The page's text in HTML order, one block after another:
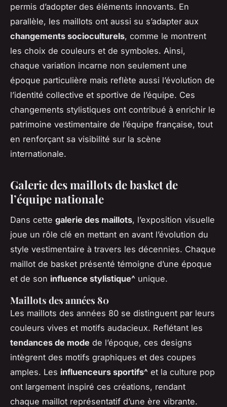
permis d’adopter des éléments innovants. En
parallèle, les maillots ont aussi su s’adapter aux
changements socioculturels, comme le montrent
les choix de couleurs et de symboles. Ainsi,
chaque variation incarne non seulement une
époque particulière mais reflète aussi l’évolution de
l’identité collective et sportive de l’équipe. Ces
changements stylistiques ont contribué à enrichir le
patrimoine vestimentaire de l’équipe française, tout
en renforçant sa visibilité sur la scène
internationale.
Galerie des maillots de basket de
l’équipe nationale
Dans cette galerie des maillots, l’exposition visuelle
joue un rôle clé en mettant en avant l’évolution du
style vestimentaire à travers les décennies. Chaque
maillot de basket présenté témoigne d’une époque
et de son influence stylistique^ unique.
Maillots des années 80
Les maillots des années 80 se distinguent par leurs
couleurs vives et motifs audacieux. Reflétant les
tendances de mode de l’époque, ces designs
intègrent des motifs graphiques et des coupes
amples. Les influenceurs sportifs^ et la culture pop
ont largement inspiré ces créations, rendant
chaque maillot représentatif d’une ère vibrante.